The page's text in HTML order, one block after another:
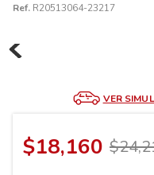
Ref. R20513064-23217
VER
$18,160 $24,